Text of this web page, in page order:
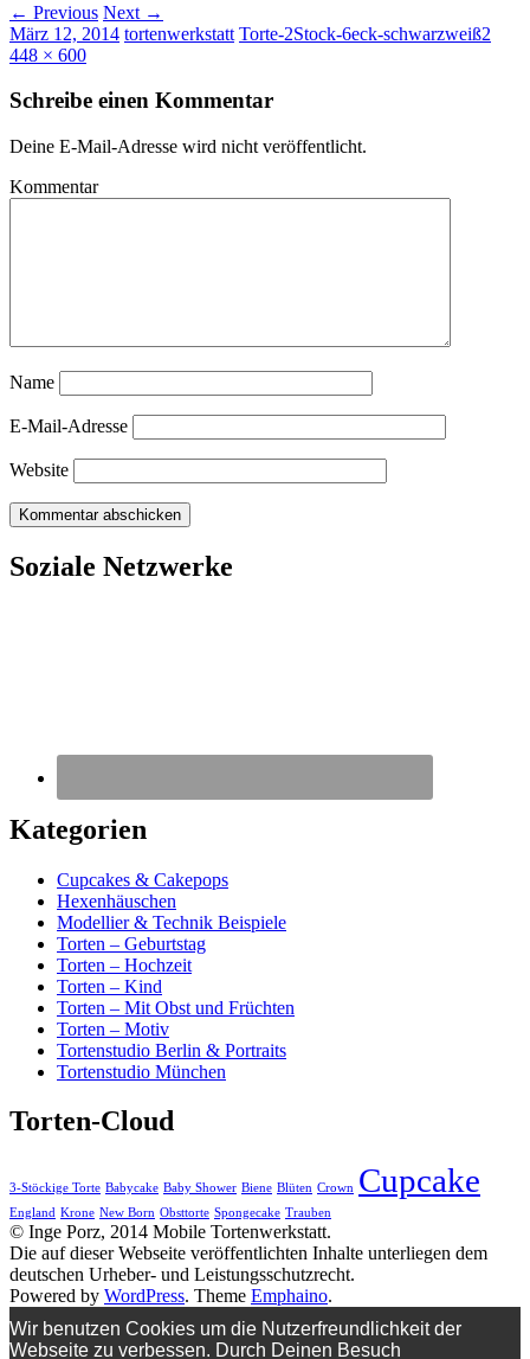
← Previous Next →
März 12, 2014 tortenwerkstatt Torte-2Stock-6eck-schwarzweiß2
448 × 600
Schreibe einen Kommentar
Deine E-Mail-Adresse wird nicht veröffentlicht.
Kommentar
Name
E-Mail-Adresse
Website
Soziale Netzwerke
Kategorien
Cupcakes & Cakepops
Hexenhäuschen
Modellier & Technik Beispiele
Torten – Geburtstag
Torten – Hochzeit
Torten – Kind
Torten – Mit Obst und Früchten
Torten – Motiv
Tortenstudio Berlin & Portraits
Tortenstudio München
Torten-Cloud
3-Stöckige Torte Babycake Baby Shower Biene Blüten Crown Cupcake
England Krone New Born Obsttorte Spongecake Trauben
© Inge Porz, 2014 Mobile Tortenwerkstatt.
Die auf dieser Webseite veröffentlichten Inhalte unterliegen dem
deutschen Urheber- und Leistungsschutzrecht.
Powered by WordPress. Theme Emphaino.
Wir benutzen Cookies um die Nutzerfreundlichkeit der
Webseite zu verbessen. Durch Deinen Besuch